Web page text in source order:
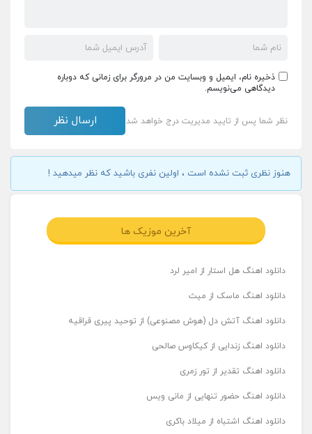
ذخیره نام، ایمیل و وبسایت من در مرورگر برای زمانی که دوباره
دیدگاهی می‌نویسم.
نظر شما پس از تایید مدیریت درج خواهد شد
هنوز نظری ثبت نشده است ، اولین نفری باشید که نظر میدهید !
آخرین موزیک ها
دانلود اهنگ هل استار از امیر لرد
دانلود اهنگ ماسک از میث
دانلود اهنگ آتش دل (هوش مصنوعی) از توحید پیری قراقیه
دانلود اهنگ زندایی از کیکاوس صالحی
دانلود اهنگ تقدیر از تور زمری
دانلود اهنگ حضور تنهایی از مانی ویس
دانلود اهنگ اشتباه از میلاد باکری